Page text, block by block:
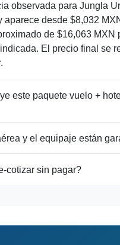
observada para Jungla
aparece desde $8,032
de $16,063 MXN
El precio final se
este paquete vuelo +
y el equipaje están
cotizar sin pagar?